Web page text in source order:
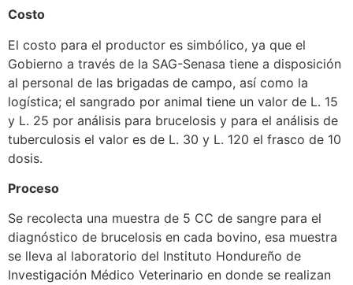
Costo
El costo para el productor es simbólico, ya que el
Gobierno a través de la SAG-Senasa tiene a disposición
al personal de las brigadas de campo, así como la
logística; el sangrado por animal tiene un valor de L. 15
y L. 25 por análisis para brucelosis y para el análisis de
tuberculosis el valor es de L. 30 y L. 120 el frasco de 10
dosis.
Proceso
Se recolecta una muestra de 5 CC de sangre para el
diagnóstico de brucelosis en cada bovino, esa muestra
se lleva al laboratorio del Instituto Hondureño de
Investigación Médico Veterinario en donde se realizan